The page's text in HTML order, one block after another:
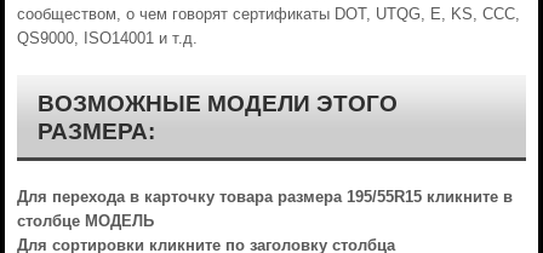
сообществом, о чем говорят сертификаты DOT, UTQG, E, KS, CCC,
QS9000, ISO14001 и т.д.
ВОЗМОЖНЫЕ МОДЕЛИ ЭТОГО
РАЗМЕРА:
Для перехода в карточку товара размера 195/55R15 кликните в
столбце МОДЕЛЬ
Для сортировки кликните по заголовку столбца